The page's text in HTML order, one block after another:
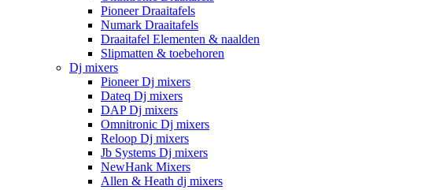
Pioneer Draaitafels
Numark Draaitafels
Draaitafel Elementen & naalden
Slipmatten & toebehoren
Dj mixers
Pioneer Dj mixers
Dateq Dj mixers
DAP Dj mixers
Omnitronic Dj mixers
Reloop Dj mixers
Jb Systems Dj mixers
NewHank Mixers
Allen & Heath dj mixers